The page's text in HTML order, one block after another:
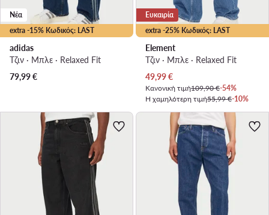
extra -15% Κωδικός: LAST
Νέα
adidas
Τζιν · Μπλε · Relaxed Fit
79,99€
extra -25% Κωδικός: LAST
Ευκαιρία
Element
Τζιν · Μπλε · Relaxed Fit
Τρέχουσα τιμή
49,99€
Κανονική τιμή109,90 €-54%
Η χαμηλότερη τιμή55,99 €-10%